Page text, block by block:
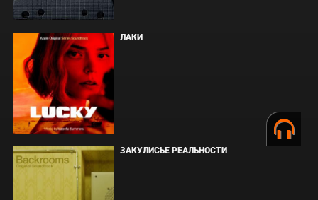
ЛАКИ
ЗАКУЛИСЬЕ РЕАЛЬНОСТИ